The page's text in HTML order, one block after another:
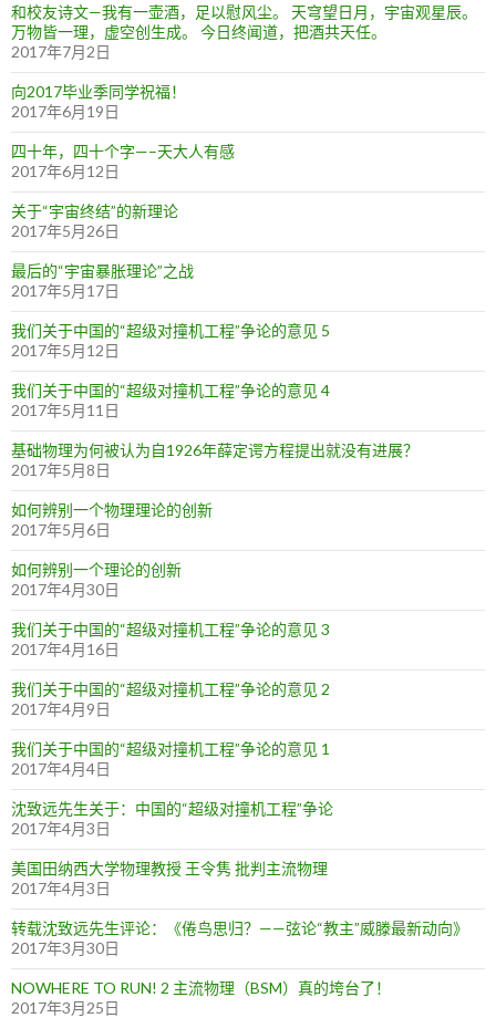
和校友诗文—我有一壶酒，足以慰风尘。 天穹望日月，宇宙观星辰。
万物皆一理，虚空创生成。 今日终闻道，把酒共天任。
2017年7月2日
向2017毕业季同学祝福！
2017年6月19日
四十年，四十个字—–天大人有感
2017年6月12日
关于“宇宙终结”的新理论
2017年5月26日
最后的“宇宙暴胀理论”之战
2017年5月17日
我们关于中国的“超级对撞机工程”争论的意见 5
2017年5月12日
我们关于中国的“超级对撞机工程”争论的意见 4
2017年5月11日
基础物理为何被认为自1926年薛定谔方程提出就没有进展？
2017年5月8日
如何辨别一个物理理论的创新
2017年5月6日
如何辨别一个理论的创新
2017年4月30日
我们关于中国的“超级对撞机工程”争论的意见 3
2017年4月16日
我们关于中国的“超级对撞机工程”争论的意见 2
2017年4月9日
我们关于中国的“超级对撞机工程”争论的意见 1
2017年4月4日
沈致远先生关于：中国的“超级对撞机工程”争论
2017年4月3日
美国田纳西大学物理教授 王令隽 批判主流物理
2017年4月3日
转载沈致远先生评论：《倦鸟思归？——弦论“教主”威滕最新动向》
2017年3月30日
NOWHERE TO RUN! 2 主流物理（BSM）真的垮台了！
2017年3月25日